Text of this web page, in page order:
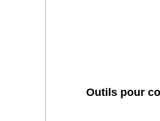
Outils pour